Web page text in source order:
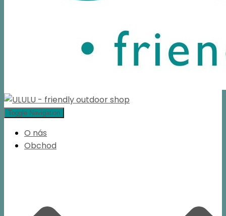
Toggle Navigation
O nás
Obchod